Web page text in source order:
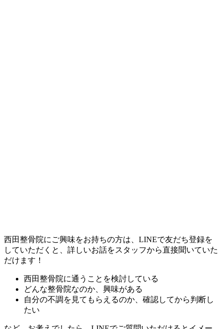
西田整骨院にご興味をお持ちの方は、LINEで友だち登録を
していただくと、詳しいお話をスタッフから直接聞いていた
だけます！
西田整骨院に通うことを検討している
どんな整骨院なのか、興味がある
自分の不調を見てもらえるのか、確認してから判断し
たい